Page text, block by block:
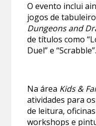
O evento inclui
jogos de
Dungeons and
de títulos como
Duel” e “Scrabble”.
Na área Kids &
atividades para
de leitura,
workshops e